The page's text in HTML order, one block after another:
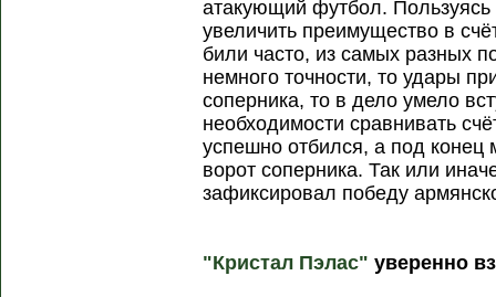
атакующий футбол.
увеличить преимущество в
били часто, из самых разных
немного точности, то удары
соперника, то в дело умело
необходимости сравнивать
успешно отбился, а под конец
ворот соперника. Так или
зафиксировал победу
"Кристал Пэлас" уверенно